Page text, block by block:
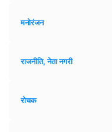
मनोरंजन
राजनीति, नेता नगरी
रोचक